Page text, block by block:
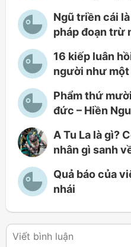
Ngũ triền cái
pháp đoạn trừ
16 kiếp luân
người như
Phẩm thứ
đức – Hiền
A Tu La là gì?
nhân gì sanh
Quả báo của
nhái